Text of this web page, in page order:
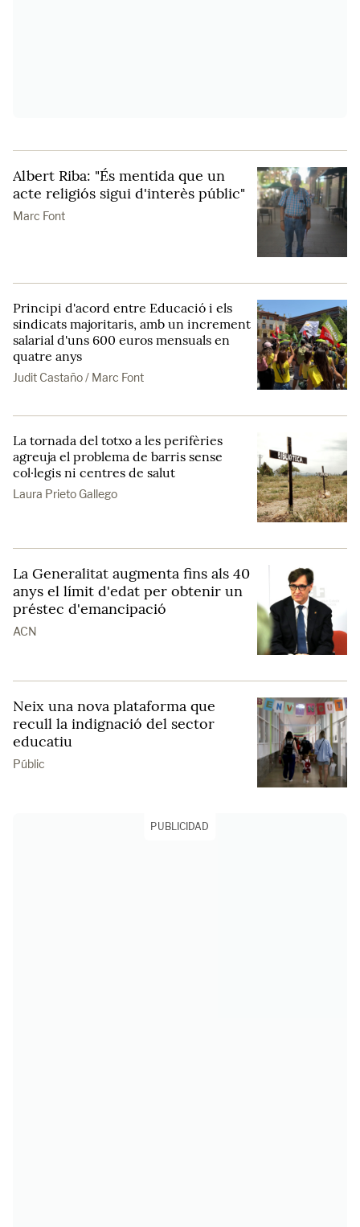
Albert Riba: "És mentida que un
acte religiós sigui d'interès públic"
Marc Font
Principi d'acord entre Educació i els
sindicats majoritaris, amb un increment
salarial d'uns 600 euros mensuals en
quatre anys
Judit Castaño / Marc Font
La tornada del totxo a les perifèries
agreuja el problema de barris sense
col·legis ni centres de salut
Laura Prieto Gallego
La Generalitat augmenta fins als 40
anys el límit d'edat per obtenir un
préstec d'emancipació
ACN
Neix una nova plataforma que
recull la indignació del sector
educatiu
Públic
PUBLICIDAD